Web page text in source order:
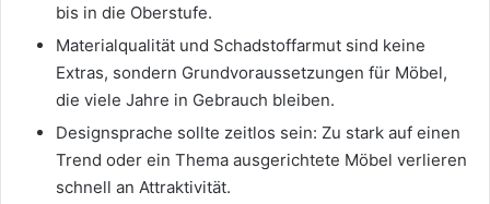
bis in die Oberstufe.
Materialqualität und Schadstoffarmut sind keine
Extras, sondern Grundvoraussetzungen für Möbel,
die viele Jahre in Gebrauch bleiben.
Designsprache sollte zeitlos sein: Zu stark auf einen
Trend oder ein Thema ausgerichtete Möbel verlieren
schnell an Attraktivität.